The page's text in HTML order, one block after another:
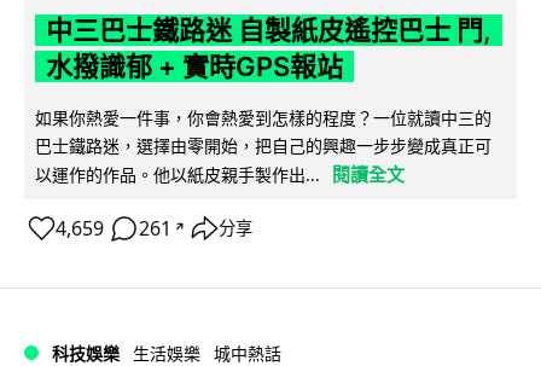
中三巴士鐵路迷 自製紙皮遙控巴士 門,
水撥識郁 + 實時GPS報站
如果你熱愛一件事，你會熱愛到怎樣的程度？一位就讀中三的
巴士鐵路迷，選擇由零開始，把自己的興趣一步步變成真正可
以運作的作品。他以紙皮親手製作出...
閱讀全文
4,659 261 ↗ 分享
科技娛樂 生活娛樂 城中熱話